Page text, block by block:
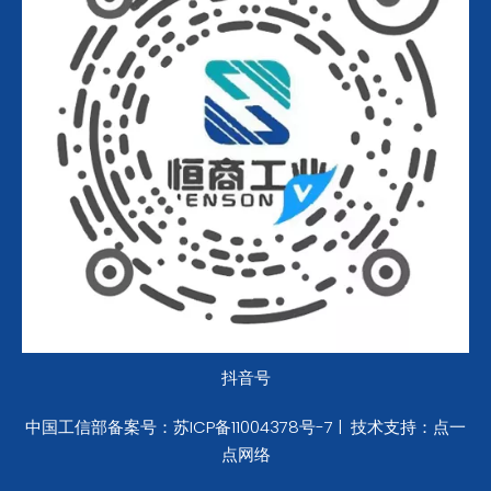
抖音号
中国工信部备案号： 苏ICP备11004378号-7 | 技术支持： 点一
点网络